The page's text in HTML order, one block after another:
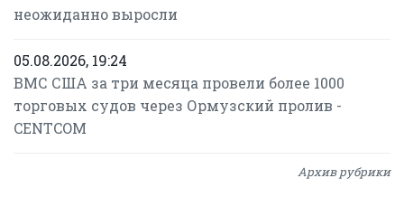
неожиданно выросли
05.08.2026, 19:24
ВМС США за три месяца провели более 1000
торговых судов через Ормузский пролив -
CENTCOM
Архив рубрики